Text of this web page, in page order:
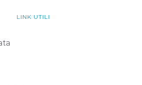
LINK UTILI